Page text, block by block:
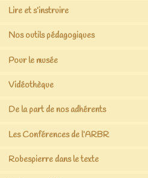
Lire et s’instruire
Nos outils pédagogiques
Pour le musée
Vidéothèque
De la part de nos adhérents
Les Conférences de l’ARBR
Robespierre dans le texte